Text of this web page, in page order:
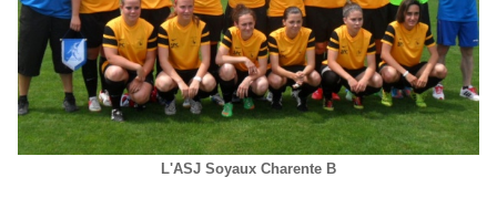
L'ASJ Soyaux Charente B